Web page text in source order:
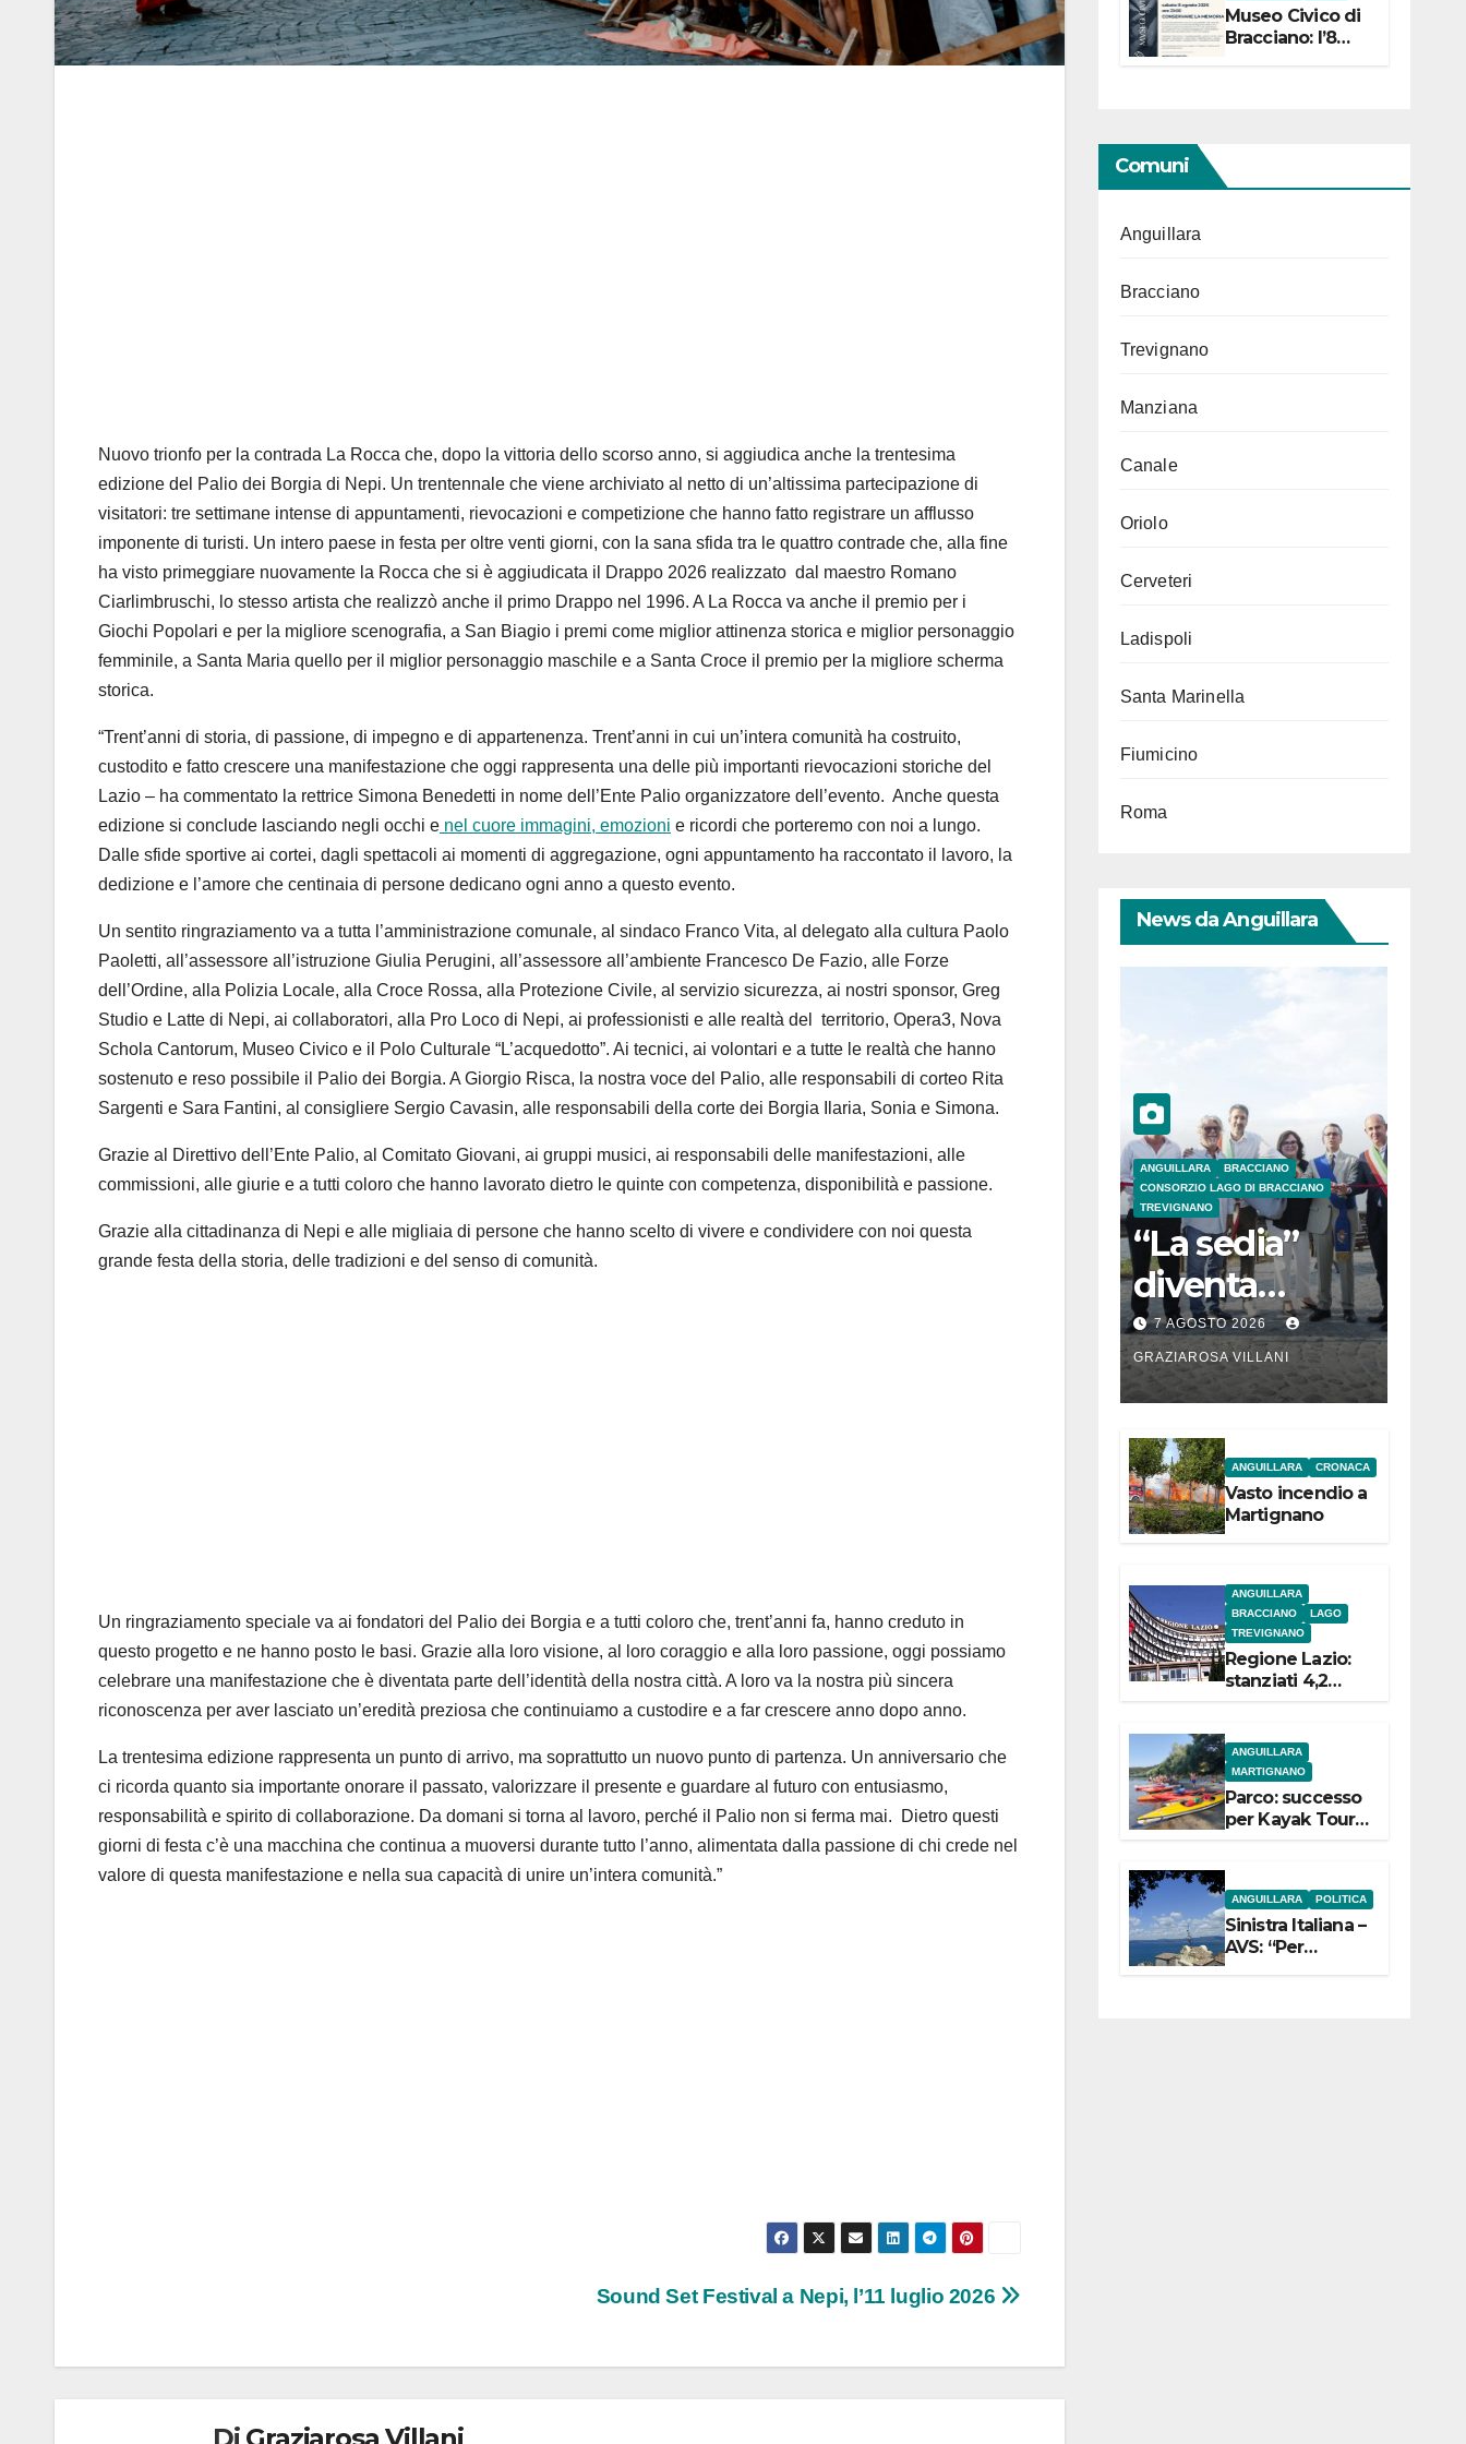
Nuovo trionfo per la contrada La Rocca che, dopo la vittoria dello scorso anno, si aggiudica anche la trentesima
edizione del Palio dei Borgia di Nepi. Un trentennale che viene archiviato al netto di un’altissima partecipazione di
visitatori: tre settimane intense di appuntamenti, rievocazioni e competizione che hanno fatto registrare un afflusso
imponente di turisti. Un intero paese in festa per oltre venti giorni, con la sana sfida tra le quattro contrade che, alla fine
ha visto primeggiare nuovamente la Rocca che si è aggiudicata il Drappo 2026 realizzato dal maestro Romano
Ciarlimbruschi, lo stesso artista che realizzò anche il primo Drappo nel 1996. A La Rocca va anche il premio per i
Giochi Popolari e per la migliore scenografia, a San Biagio i premi come miglior attinenza storica e miglior personaggio
femminile, a Santa Maria quello per il mig lior personaggio maschile e a Santa Croce il premio per la migliore scherma
storica.
“Trent’anni di storia, di passione, di impegno e di appartenenza. Trent’anni in cui un’intera comunità ha costruito,
custodito e fatto crescere una manifestazione che oggi rappresenta una delle più importanti rievocazioni storiche del
Lazio – ha commentato la rettrice Simona Benedetti in nome dell’Ente Palio organizzatore dell’evento. Anche questa
edizione si conclude lasciando negli occhi e nel cuore immagini, emozioni e ricordi che porteremo con noi a lungo.
Dalle sfide sportive ai cortei, dagli spettacoli ai momenti di aggregazione, ogni appuntamento ha raccontato il lavoro, la
dedizione e l’amore che centinaia di persone dedicano ogni anno a questo evento.
Un sentito ringraziamento va a tutta l’amministrazione comunale, al sindaco Franco Vita, al delegato alla cultura Paolo
Paoletti, all’assessore all’istruzione Giulia Perugini, all’assessore all’ambiente Francesco De Fazio, alle Forze
dell’Ordine, alla Polizia Locale, alla Croce Rossa, alla Protezione Civile, al servizio sicurezza, ai nostri sponsor, Greg
Studio e Latte di Nepi, ai collaboratori, alla Pro Loco di Nepi, ai professionisti e alle realtà del territorio, Opera3, Nova
Schola Cantorum, Museo Civico e il Polo Culturale “L’acquedotto”. Ai tecnici, ai volontari e a tutte le realtà che hanno
sostenuto e reso possibile il Palio dei Borgia. A Giorgio Risca, la nostra voce del Palio, alle responsabili di corteo Rita
Sargenti e Sara Fantini, al consigl iere Sergio Cavasin, alle responsabili della corte dei Borgia Ilaria, Sonia e Simona.
Grazie al Direttivo dell’Ente Palio, al Comitato Giovani, ai gruppi musici, ai responsabili delle manifestazioni, alle
commissioni, alle giurie e a tutti coloro che hanno lavorato dietro le quinte con competenza, disponibilità e passione.
Grazie alla cittadinanza di Nepi e alle migliaia di persone che hanno scelto di vivere e condividere con noi questa
grande festa della storia, delle tradizioni e del senso di comunità.
Un ringraziamento speciale va ai fondatori del Palio dei Borgia e a tutti coloro che, trent’anni fa, hanno creduto in
questo progetto e ne hanno posto le basi. Grazie alla loro visione, al loro coraggio e alla loro passione, oggi possiamo
celebrare una manifestazione che è diventata parte dell’identità della nostra città. A loro va la nostra più sincera
riconoscenza per aver lasciato un’eredità preziosa che continuiamo a custodire e a far crescere anno dopo anno.
La trentesima edizione rappresenta un punto di arrivo, ma soprattutto un nuovo punto di partenza. Un anniversario che
ci ricorda quanto sia importante onorare il passato, valorizzare il presente e guardare al futuro con entusiasmo,
responsabilità e spirito di collaborazione. Da domani si torna al lavoro, perché il Palio non si ferma mai.
Dietro questi
giorni di festa c’è una macchina che continua a muoversi durante tutto l’anno, alimentata dalla passione di chi crede nel
valore di questa manifestazione e nella sua capacità di unire un’intera comunità.”
Sound Set Festival a Nepi, l’11 luglio 2026
Museo Civico di
Bracciano: l’8
Comuni
Anguillara
Bracciano
Trevignano
Manziana
Canale
Oriolo
Cerveteri
Ladispoli
Santa Marinella
Fiumicino
Roma
News da Anguillara
ANGUILLARA
BRACCIANO
CONSORZIO LAGO DI BRACCIANO
TREVIGNANO
“La sedia”
diventa
Belvedere sul
lago di
Bracciano: ieri
l’inaugurazion
e
7 AGOSTO 2026
GRAZIAROSA VILLANI
ANGUILLARA CRONACA
Vasto incendio a
Martignano
ANGUILLARA
BRACCIANO
LAGO
TREVIGNANO
Regione Lazio:
stanziati 4,2
dell’Etruria
Meridionale
ANGUILLARA
MARTIGNANO
Parco: successo
per Kayak Tour a
ANGUILLARA POLITICA
Sinistra Italiana –
AVS: “Per
Anguillara